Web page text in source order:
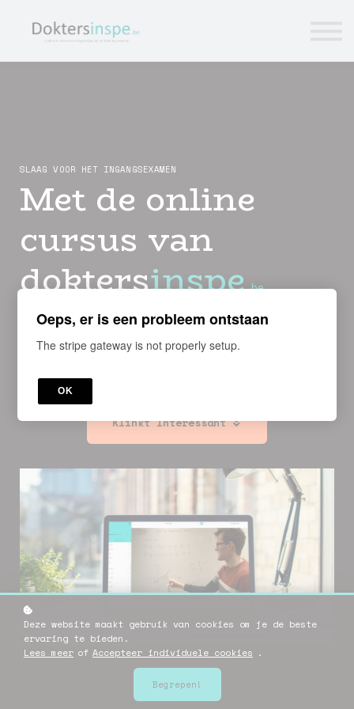
Cursussen
Tarieven
SLAAG VOOR HET INGANGSEXAMEN
Met de online
cursus van
doktersinspe.be
Met onze voorbereidingscursus ben je helemaal
klaar voor het toelatingsexamen! Ideaal voor elke
student die zich grondig wilt voorbereiden om
Klinkt Interessant
Deze website maakt gebruik van cookies om je de beste
ervaring te bieden.
Lees meer of Accepteer individuele cookies .
Begrepen!
Oeps, er is een probleem ontstaan
The stripe gateway is not properly setup.
OK